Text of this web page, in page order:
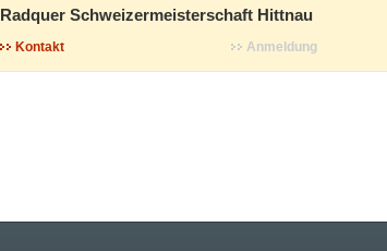
Radquer Schweizermeisterschaft Hittnau
Kontakt Anmeldung